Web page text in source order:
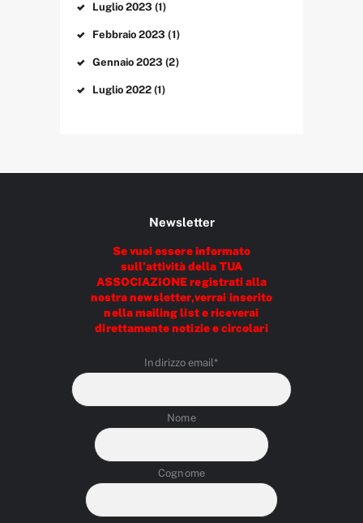
Luglio 2023 (1)
Febbraio2023 (1)
Gennaio2023 (2)
Luglio 2022 (1)
Newsletter
Se vuoi essere informato
sull’attività della TUA
ASSOCIAZIONE registrati alla
nostra newsletter,verrai inserito
nella mailing list e riceverai
direttamente notizie e circolari
Indirizzo email*
Nome
Cognome